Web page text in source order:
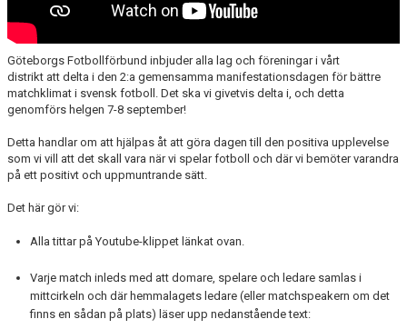
Göteborgs Fotbollförbund inbjuder alla lag och föreningar i vårt
distrikt att delta i den 2:a gemensamma manifestationsdagen för bättre
matchklimat i svensk fotboll. Det ska vi givetvis delta i, och detta
genomförs helgen 7-8 september!
Detta handlar om att hjälpas åt att göra dagen till den positiva upplevelse
som vi vill att det skall vara när vi spelar fotboll och där vi bemöter varandra
på ett positivt och uppmuntrande sätt.
Det här gör vi:
Alla tittar på Youtube-klippet länkat ovan.
Varje match inleds med att domare, spelare och ledare samlas i
mittcirkeln och där hemmalagets ledare (eller matchspeakern om det
finns en sådan på plats) läser upp nedanstående text: